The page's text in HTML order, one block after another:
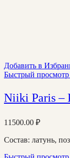
Добавить в
Быстрый просмотр
Niiki Paris –
11500.00 ₽
Состав: латунь,